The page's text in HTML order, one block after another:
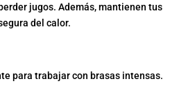
jugos. Además, mantienen tus
del calor.
para trabajar con brasas intensas.